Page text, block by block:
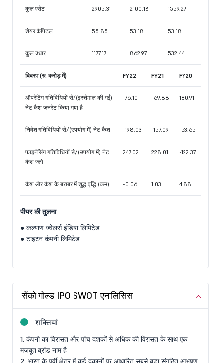
कुल एसेट 2905.31 2100.18 1559.29
शेयर कैपिटल 55.85 53.18 53.18
कुल उधार 1177.17 862.97 532.44
विवरण (रु. करोड़ में) FY22 FY21 FY20
ऑपरेटिंग गतिविधियों से/(इस्तेमाल की गई)
नेट कैश जनरेट किया गया है
-76.10 -69.88 180.91
निवेश गतिविधियों से/(उपयोग में) नेट कैश -198.03 -157.09 -53.65
फाइनेंसिंग गतिविधियों से/(उपयोग में) नेट
कैश फ्लो
247.02 228.01 -122.37
कैश और कैश के बराबर में शुद्ध वृद्धि (कम) -0.06 1.03 4.88
पीयर की तुलना
● कल्याण ज्वेलर्स इंडिया लिमिटेड
● टाइटन कंपनी लिमिटेड
सेंको गोल्ड IPO SWOT एनालिसिस
शक्तियां
1. कंपनी का विरासत और पांच दशकों से अधिक की विरासत के साथ एक
मजबूत ब्रांड नाम है
2. भारत के पूर्वी क्षेत्र में कई दुकानों पर आधारित सबसे बड़ा संगठित आभूषण